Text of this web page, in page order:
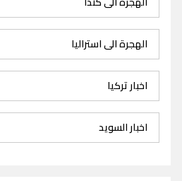
الهجرة الى استراليا
اخبار تركيا
اخبار السويد